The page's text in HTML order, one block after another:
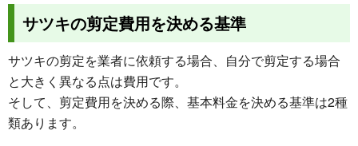
サツキの剪定費用を決める基準
サツキの剪定を業者に依頼する場合、自分で剪定する場合
と大きく異なる点は費用です。
そして、剪定費用を決める際、基本料金を決める基準は2種
類あります。